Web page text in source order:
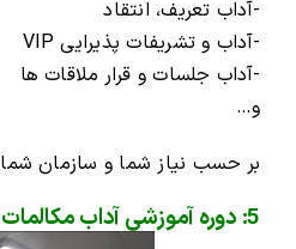
-آداب تعریف، انتقاد
-آداب و تشریفات پذیرایی VIP
-آداب جلسات و قرار ملاقات ها
و…
بر حسب نیاز شما و سازمان شما
5: دوره آموزشی آداب مکالمات تلفنی